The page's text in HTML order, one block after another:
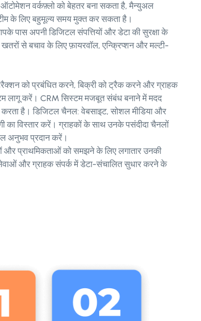
वर्कफ़्लो को बेहतर बना सकता है, मैन्युअल
के लिए बहुमूल्य समय मुक्त कर सकता है।
पास अपनी डिजिटल संपत्तियों और डेटा की सुरक्षा के
से बचाव के लिए फ़ायरवॉल, एन्क्रिप्शन और मल्टी-
को प्रबंधित करने, बिक्री को ट्रैक करने और ग्राहक
लागू करें। CRM सिस्टम मजबूत संबंध बनाने में मदद
है। डिजिटल चैनल: वेबसाइट, सोशल मीडिया और
का विस्तार करें। ग्राहकों के साथ उनके पसंदीदा चैनलों
अनुभव प्रदान करें।
और प्राथमिकताओं को समझने के लिए लगातार उनकी
और ग्राहक संपर्क में डेटा-संचालित सुधार करने के